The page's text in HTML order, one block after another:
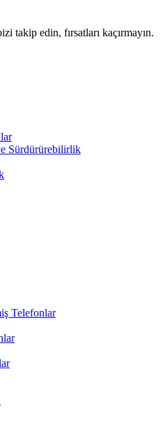
takip edin, fırsatları kaçırmayın.
Sürdürürebilirlik
Telefonlar